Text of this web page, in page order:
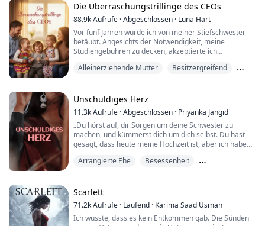
Der renommierte Detektiv Oliver war charmant, aber
arr...
Die Überraschungstrillinge des CEOs
88.9kAufrufe ·Abgeschlossen · Luna Hart
Vor fünf Jahren wurde ich von meiner Stiefschwester
betäubt. Angesichts der Notwendigkeit, meine
Studiengebühren zu decken, akzeptierte ich
Atem gegen mein Ohr, seine rauen Finger, die meine
drückte gegen meine nasse Muschi, trieb meinen
Herzschl...
Alleinerziehende Mutter
Besitzergreifend
Unschuldiges Herz
11.3kAufrufe ·Abgeschlossen · Priyanka Jangid
„Du hörst auf, dir Sorgen um deine Schwester zu
machen, und kümmerst dich um dich selbst. Du hast
gesagt, dass heute meine Hochzeit ist, aber ich habe
einem bedrohlichen Grinsen auf seinem Gesicht.
sondern dich“, ihre Augen weiteten sich vor Schock und
Ungla...
Arrangierte Ehe
Besessenheit
Scarlett
71.2kAufrufe · Laufend · Karima Saad Usman
Ich wusste, dass es kein Entkommen gab. Die Sünden